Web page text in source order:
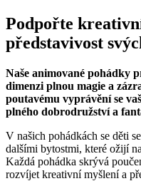
Podpořte
představivost
Naše animované ⁢pohádky
dimenzi ⁢plnou magie a
poutavému​ vyprávění se
⁤plného dobrodružství a
V ⁢našich pohádkách se ‌děti
dalšími bytostmi, ⁤které ožijí‍
Každá pohádka skrývá‌
rozvíjet ‌kreativní myšlení a